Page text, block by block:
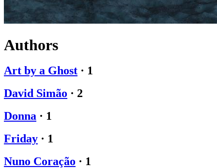
Authors
Art by a Ghost · 1
David Simão · 2
Donna · 1
Friday · 1
Nuno Coração · 1